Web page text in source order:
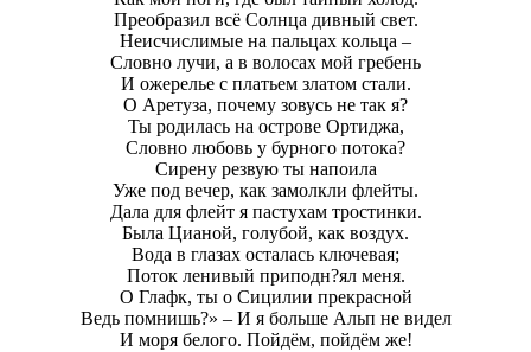
Преобразил всё Солнца дивный свет.
Неисчислимые на пальцах кoльца –
Словно лучи, а в волосах мой гребень
И ожерелье с платьем златом стали.
О Аретуза, почему зовусь не тaк я?
Ты родилaсь на острове Ортиджа,
Словно любовь у бурного потока?
Сирену резвую ты напоила
Уже под вечер, как замолкли флейты.
Дала для флейт я пастухам тростинки.
Была Цианой, голубой, как воздух.
Вода в глазах осталась ключевая;
Поток ленивый приподн?ял меня.
О Глафк, ты о Сицилии прекрасной
Ведь помнишь?» – И я больше Альп не видел
И мoря белого. Пойдём, пойдём же!